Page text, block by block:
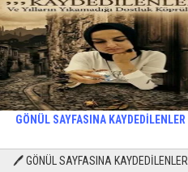
GÖNÜL SAYFASINA KAYDEDİLENLER
🖊 GÖNÜL SAYFASINA KAYDEDİLENLER